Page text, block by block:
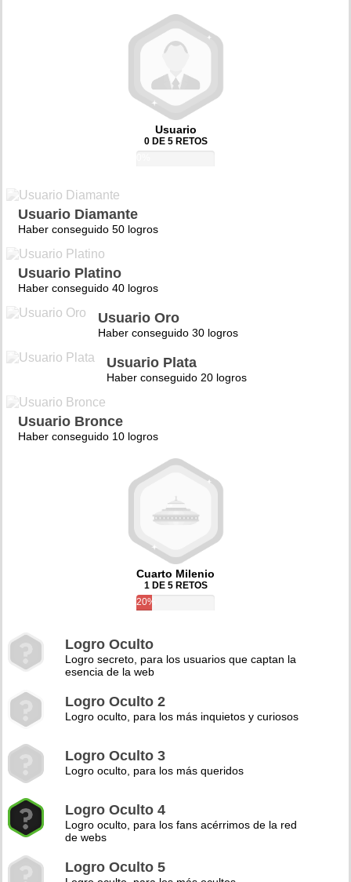
Usuario
0 DE 5 RETOS
Usuario Diamante
Haber conseguido 50 logros
Usuario Platino
Haber conseguido 40 logros
Usuario Oro
Haber conseguido 30 logros
Usuario Plata
Haber conseguido 20 logros
Usuario Bronce
Haber conseguido 10 logros
Cuarto Milenio
1 DE 5 RETOS
20%
Logro Oculto
Logro secreto, para los usuarios que captan la
esencia de la web
Logro Oculto 2
Logro oculto, para los más inquietos y curiosos
Logro Oculto 3
Logro oculto, para los más queridos
Logro Oculto 4
Logro oculto, para los fans acérrimos de la red
de webs
Logro Oculto 5